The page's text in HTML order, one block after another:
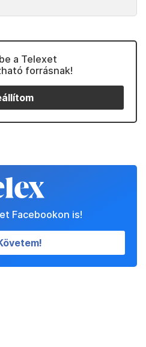
a Telexet
forrásnak!
Facebookon is!